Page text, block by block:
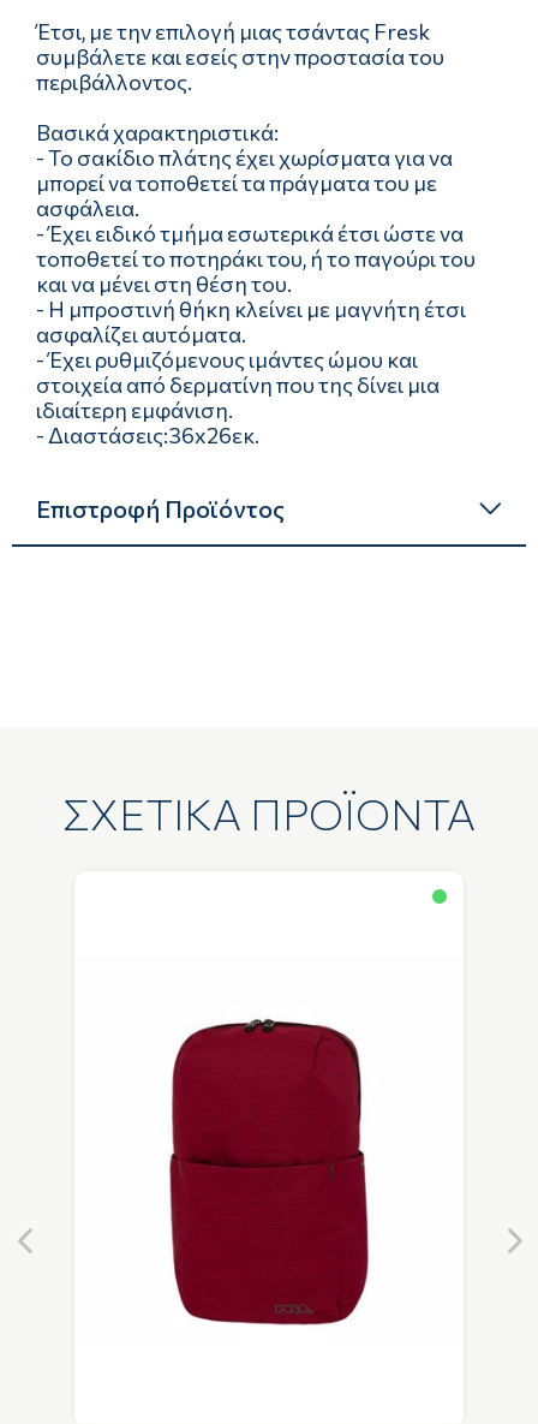
Έτσι, με την επιλογή μιας τσάντας Fresk
συμβάλετε και εσείς στην προστασία του
περιβάλλοντος.
Βασικά χαρακτηριστικά:
- Το σακίδιο πλάτης έχει χωρίσματα για να
μπορεί να τοποθετεί τα πράγματα του με
ασφάλεια.
- Έχει ειδικό τμήμα εσωτερικά έτσι ώστε να
τοποθετεί το ποτηράκι του, ή το παγούρι του
και να μένει στη θέση του.
- Η μπροστινή θήκη κλείνει με μαγνήτη έτσι
ασφαλίζει αυτόματα.
- Έχει ρυθμιζόμενους ιμάντες ώμου και
στοιχεία από δερματίνη που της δίνει μια
ιδιαίτερη εμφάνιση.
- Διαστάσεις:36x26εκ.
Επιστροφή Προϊόντος
ΣΧΕΤΙΚΑ ΠΡΟΪΟΝΤΑ